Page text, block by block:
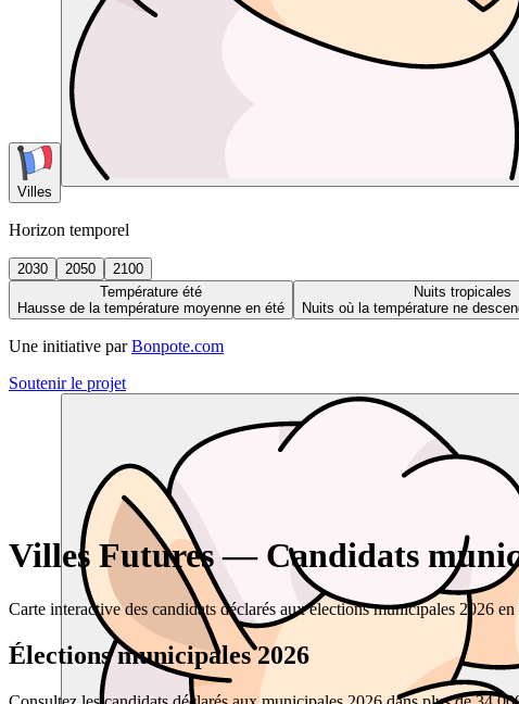
Villes
Horizon temporel
2030 2050
2100
Température été
Hausse de la température moyenne en été
Nuits tropicales
Nuits où la température ne
Une initiative par Bonpote.com
Soutenir le projet
Villes Futures — Candidats
Carte interactive des candidats déclarés aux élections municipales 2026
Élections municipales 2026